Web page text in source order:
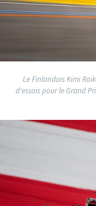
Le Finlandais Kimi
d'essais pour le Grand